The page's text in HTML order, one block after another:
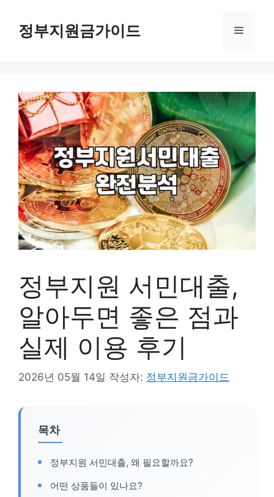
정부지원금가이드 메
정부지원 서민대출,
알아두면 좋은 점과
실제 이용 후기
2026년 05월 14일 작성자: 정부지원금가이드
목차
정부지원 서민대출, 왜 필요할까요?
어떤 상품들이 있나요?